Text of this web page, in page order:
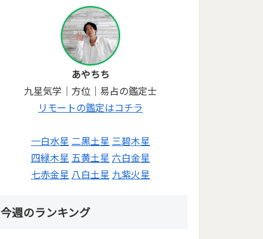
あやちち
九星気学｜方位｜易占の鑑定士
リモートの鑑定はコチラ
一白水星 二黒土星 三碧木星
四緑木星 五黄土星 六白金星
七赤金星 八白土星 九紫火星
今週のランキング